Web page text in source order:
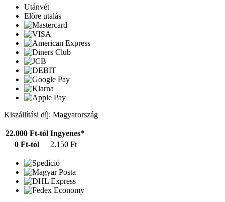
Utánvét
Előre utalás
Kiszállítási díj: Magyarország
22.000 Ft-tól Ingyenes*
0 Ft-tól
2.150 Ft